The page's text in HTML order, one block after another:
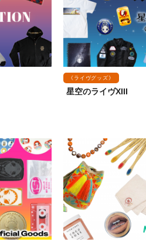
《ライヴグッズ》
星空のライヴXIII